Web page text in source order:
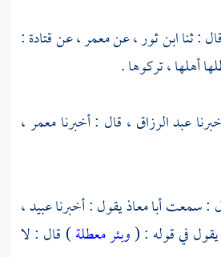
: ثناابن ثور، عنمعمر، عنقتادة:
أهلها ، تركوها .
عبد الرزاق ، قال : أخبرنامعمر،
: سمعتأبا معاذيقول : أخبرناعبيد،
يقول في قوله : (وبئر معطلة) قال : لا